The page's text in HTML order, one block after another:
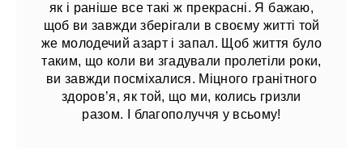
як і раніше все такі ж прекрасні. Я бажаю,
щоб ви завжди зберігали в своєму житті той
же молодечий азарт і запал. Щоб життя було
таким, що коли ви згадували пролетіли роки,
ви завжди посміхалися. Міцного гранітного
здоров’я, як той, що ми, колись гризли
разом. І благополуччя у всьому!